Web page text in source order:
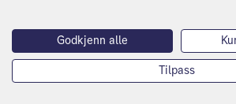
Gå til ressursen
Godkjenn alle
Tilpass